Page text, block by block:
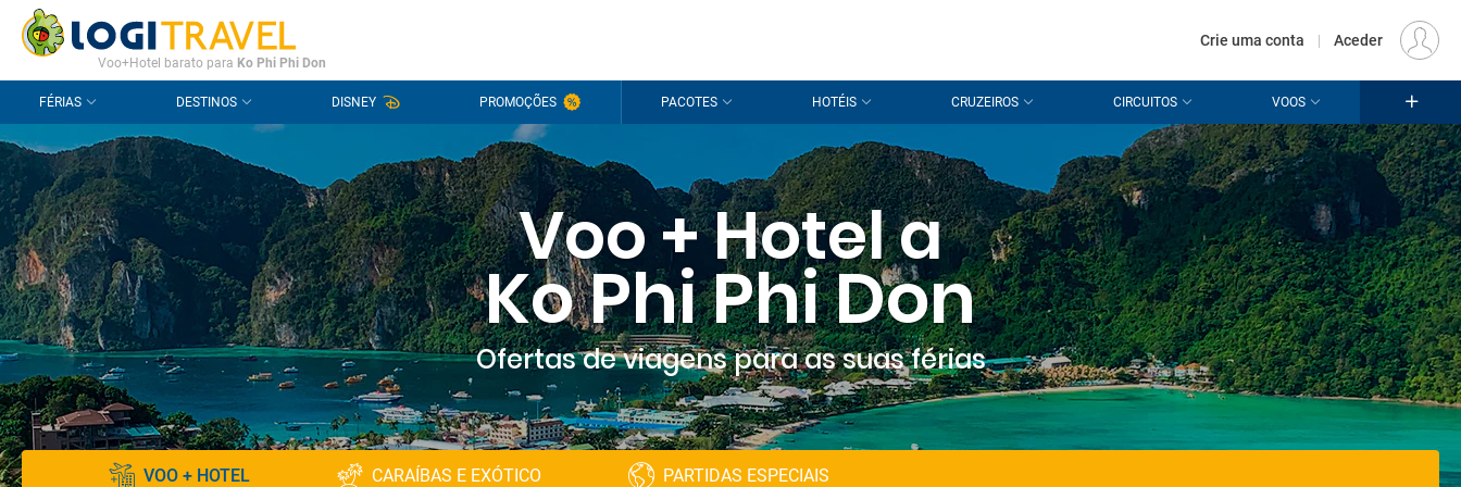
CONTACTO PERGUNTAS FREQUENTES EUR
Voo+Hotel barato para Ko Phi Phi Don
Crie uma conta | Aceder
FÉRIAS DESTINOS DISNEY PROMOÇÕES PACOTES HOTÉIS CRUZEIROS CIRCUITOS VOOS
Voo + Hotel a
Ko Phi Phi Don
Ofertas de viagens para as suas férias
VOO + HOTEL CARAÍBAS E EXÓTICO PARTIDAS ESPECIAIS